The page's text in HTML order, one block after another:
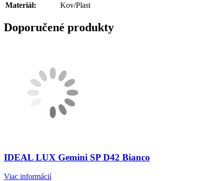
Materiál:
Kov/Plast
Doporučené produkty
IDEAL LUX Gemini SP D42 Bianco
Viac informácií